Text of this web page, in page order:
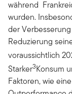
während
wurden.
der
Reduzierung
voraussichtlich
Starker3Konsum
Faktoren, wie